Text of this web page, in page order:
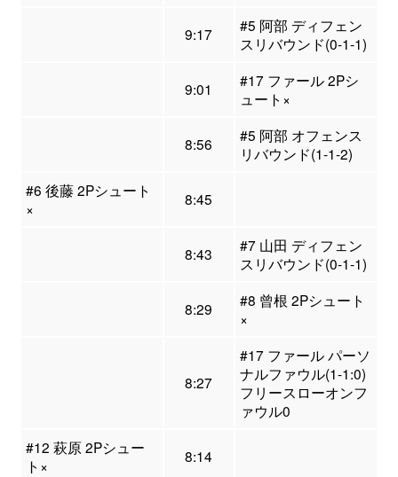
9:17
#5 阿部 ディフェン
スリバウンド(0-1-1)
9:01
#17 ファール 2Pシ
ュート×
8:56
#5 阿部 オフェンス
リバウンド(1-1-2)
#6 後藤 2Pシュート
×
8:45
8:43
#7 山田 ディフェン
スリバウンド(0-1-1)
8:29
#8 曾根 2Pシュート
×
8:27
#17 ファール パーソ
ナルファウル(1-1:0)
フリースローオンフ
ァウル0
#12 萩原 2Pシュー
ト×
8:14